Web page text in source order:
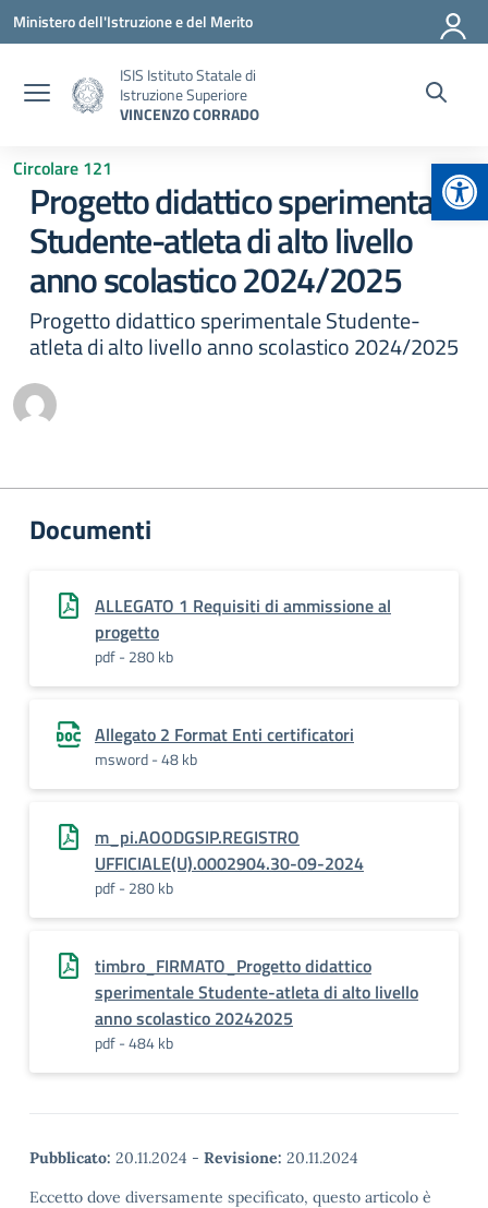
Vai ai contenuti
Vai al menu di navigazione
Vai al footer
Ministero dell'Istruzione e del Merito
ISIS Istituto Statale di
Istruzione Superiore
VINCENZO CORRADO
Circolare 121
Progetto didattico sperimentale
Studente-atleta di alto livello
anno scolastico 2024/2025
Progetto didattico sperimentale Studente-
atleta di alto livello anno scolastico 2024/2025
Documenti
ALLEGATO 1 Requisiti di ammissione al
progetto
pdf - 280 kb
Allegato 2 Format Enti certificatori
msword - 48 kb
m_pi.AOODGSIP.REGISTRO
UFFICIALE(U).0002904.30-09-2024
pdf - 280 kb
timbro_FIRMATO_Progetto didattico
sperimentale Studente-atleta di alto livello
anno scolastico 20242025
pdf - 484 kb
Pubblicato: 20.11.2024 - Revisione: 20.11.2024
Eccetto dove diversamente specificato, questo articolo è